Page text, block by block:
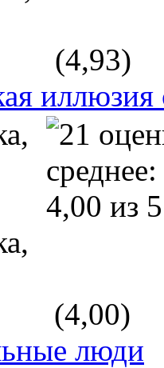
(4,93)
иллюзия
(4,00)
люди